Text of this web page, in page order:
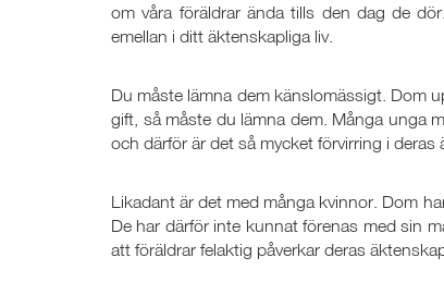
om våra föräldrar ända tills den dag de
emellan i ditt äktenskapliga liv.
Du måste lämna dem känslomässigt. Dom
gift, så måste du lämna dem. Många unga
och därför är det så mycket förvirring i deras
Likadant är det med många kvinnor. Dom
De har därför inte kunnat förenas med sin
att föräldrar felaktig påverkar deras